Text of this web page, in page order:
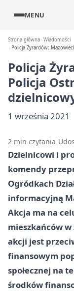
MENU
Strona główna Wiadomości
Policja Żyrardów:
Policja
Policja
1 września 2021
2 min czytania
Dzielnicowi i
komendy
Ogródkach
informacyjną
Akcja ma na
mieszkańców
akcji jest
finansowym
społecznej na
środków